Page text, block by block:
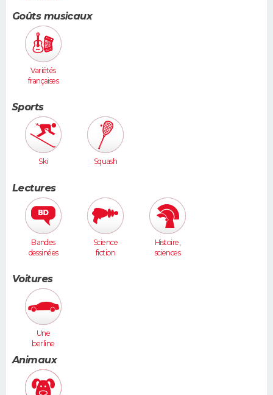
Goûts musicaux
Variétés
françaises
Sports
Ski Squash
Lectures
Bandes
dessinées
Science
fiction
Histoire,
sciences
Voitures
Une
berline
406...)
Animaux